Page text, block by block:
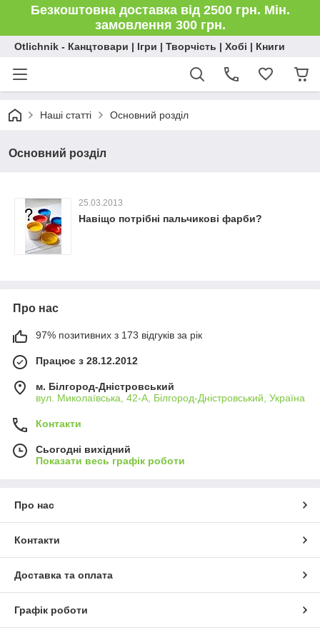
Безкоштовна доставка від 2500 грн. Мін.
замовлення 300 грн.
Otlichnik - Канцтовари | Ігри | Творчість | Хобі | Книги
Наші статті Основний розділ
Основний розділ
25.03.2013
Навіщо потрібні пальчикові фарби?
Про нас
97% позитивних з 173 відгуків за рік
Працює з 28.12.2012
м. Білгород-Дністровський
вул. Миколаївська, 42-А, Білгород-Дністровський, Україна
Контакти
Сьогодні вихідний
Показати весь графік роботи
Про нас
Контакти
Доставка та оплата
Графік роботи